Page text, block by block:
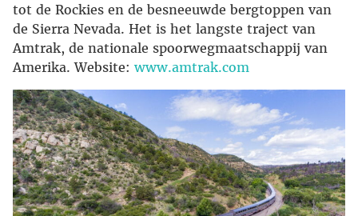
tot de Rockies en de besneeuwde bergtoppen van
de Sierra Nevada. Het is het langste traject van
Amtrak, de nationale spoorwegmaatschappij van
Amerika. Website: www.amtrak.com